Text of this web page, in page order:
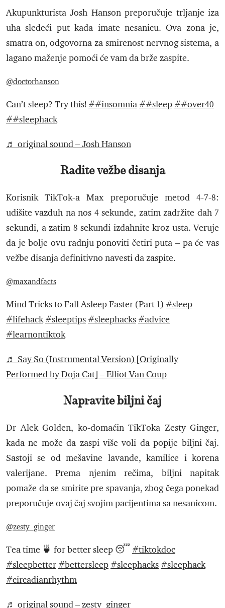
Akupunkturista Josh Hanson preporučuje trljanje iza
uha sledeći put kada imate nesanicu. Ova zona je,
smatra on, odgovorna za smirenost nervnog sistema, a
lagano maženje pomoći će vam da brže zaspite.
@doctorhanson
Can’t sleep? Try this! ##insomnia ##sleep ##over40
##sleephack
♬ original sound – Josh Hanson
Radite vežbe disanja
Korisnik TikTok-a Max preporučuje metod 4-7-8:
udišite vazduh na nos 4 sekunde, zatim zadržite dah 7
sekundi, a zatim 8 sekundi izdahnite kroz usta. Veruje
da je bolje ovu radnju ponoviti četiri puta – pa će vas
vežbe disanja definitivno navesti da zaspite.
@maxandfacts
Mind Tricks to Fall Asleep Faster (Part 1) #sleep
#lifehack #sleeptips #sleephacks #advice
#learnontiktok
♬ Say So (Instrumental Version) [Originally
Performed by Doja Cat] – Elliot Van Coup
Napravite biljni čaj
Dr Alek Golden, ko-domaćin TikToka Zesty Ginger,
kada ne može da zaspi više voli da popije biljni čaj.
Sastoji se od mešavine lavande, kamilice i korena
valerijane. Prema njenim rečima, biljni napitak
pomaže da se smirite pre spavanja, zbog čega ponekad
preporučuje ovaj čaj svojim pacijentima sa nesanicom.
@zesty_ginger
Tea time 🍵 for better sleep 😴 #tiktokdoc
#sleepbetter #bettersleep #sleephacks #sleephack
#circadianrhythm
♬ original sound – zesty_ginger